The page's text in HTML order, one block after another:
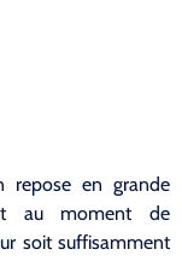
repose en grande
au moment de
soit suffisamment